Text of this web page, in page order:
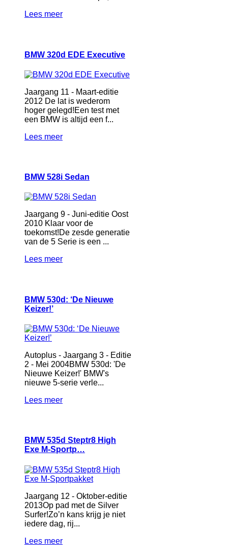
Lees meer
BMW 320d EDE Executive
Jaargang 11 - Maart-editie
2012 De lat is wederom
hoger gelegd!Een test met
een BMW is altijd een f...
Lees meer
BMW 528i Sedan
Jaargang 9 - Juni-editie Oost
2010 Klaar voor de
toekomst!De zesde generatie
van de 5 Serie is een ...
Lees meer
BMW 530d: ‘De Nieuwe
Keizer!’
Autoplus - Jaargang 3 - Editie
2 - Mei 2004BMW 530d: 'De
Nieuwe Keizer!' BMW's
nieuwe 5-serie verle...
Lees meer
BMW 535d Steptr8 High
Exe M-Sportp…
Jaargang 12 - Oktober-editie
2013Op pad met de Silver
Surfer!Zo’n kans krijg je niet
iedere dag, rij...
Lees meer